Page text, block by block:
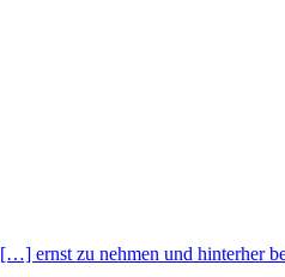
[…] ernst zu nehmen und hinterher